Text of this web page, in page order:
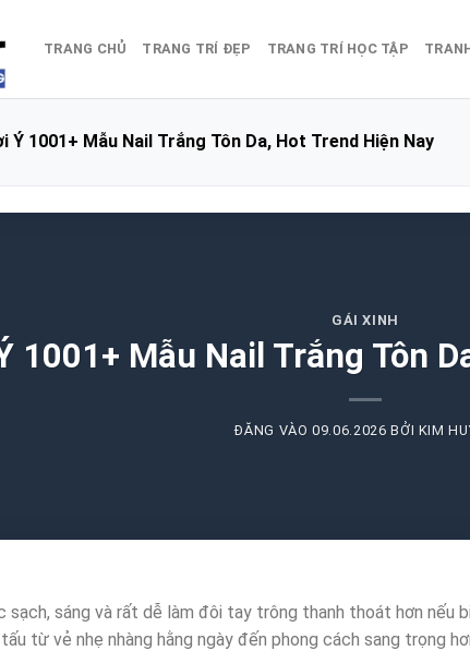
TRANG CHỦ TRANG TRÍ ĐẸP TRANG TRÍ HỌC TẬP
Ý 1001+ Mẫu Nail Trắng Tôn Da, Hot Trend Hiện Nay
GÁI XINH
1001+ Mẫu Nail Trắng Tôn
ĐĂNG VÀO09.06.2026 BỞI KIM
sáng và rất dễ làm đôi tay trông thanh thoát hơn nếu
từ vẻ nhẹ nhàng hằng ngày đến phong cách sang trọng